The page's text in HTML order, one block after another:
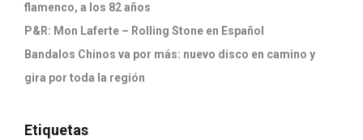
flamenco, a los 82 años
P&R: Mon Laferte – Rolling Stone en Español
Bandalos Chinos va por más: nuevo disco en camino y
gira por toda la región
Etiquetas